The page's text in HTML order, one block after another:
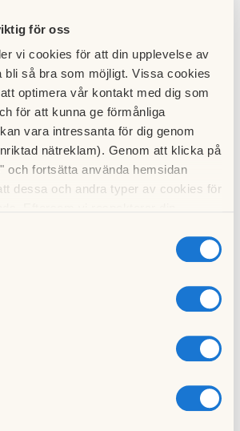
för oss
vi cookies för att din upplevelse av
bli så bra som möjligt. Vissa cookies
optimera vår kontakt med dig som
för att kunna ge förmånliga
vara intressanta för dig genom
nätreklam). Genom att klicka på
och fortsätta använda hemsidan
dessa och andra typer av cookies för
endast tillåta ett urval.
börja patrullera i området. De
under slumpmässiga tider på dygnet
för grannsamverkan